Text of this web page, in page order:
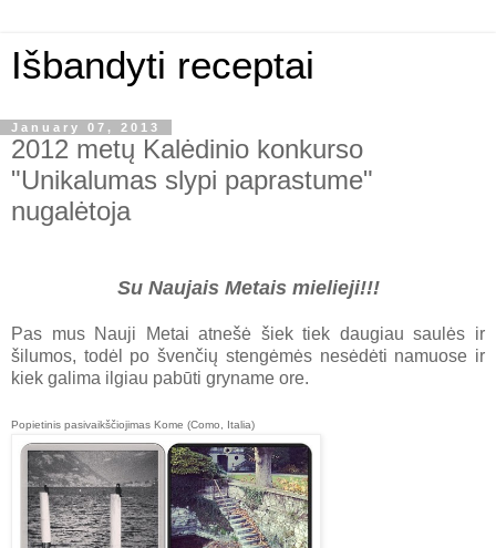
Išbandyti receptai
January 07, 2013
2012 metų Kalėdinio konkurso
"Unikalumas slypi paprastume"
nugalėtoja
Su Naujais Metais mielieji!!!
Pas mus Nauji Metai atnešė šiek tiek daugiau saulės ir
šilumos, todėl po švenčių stengėmės nesėdėti namuose ir
kiek galima ilgiau pabūti gryname ore.
Popietinis pasivaikščiojimas Kome (Como, Italia)